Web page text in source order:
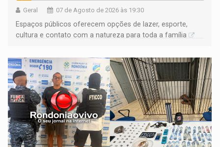
Geral 07 de Agosto de 2026 às 19:30
Espaços públicos oferecem opções de lazer, esporte,
cultura e contato com a natureza para toda a família